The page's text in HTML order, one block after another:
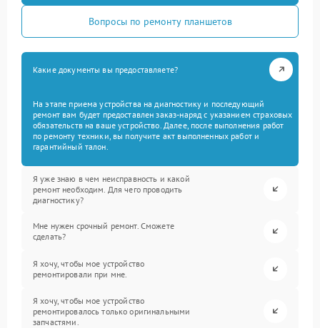
Вопросы по ремонту планшетов
Какие документы вы предоставляете?
На этапе приема устройства на диагностику и последующий
ремонт вам будет предоставлен заказ-наряд с указанием страховых
обязательств на ваше устройство. Далее, после выполнения работ
по ремонту техники, вы получите акт выполненных работ и
гарантийный талон.
Я уже знаю в чем неисправность и какой
ремонт необходим. Для чего проводить
диагностику?
Мне нужен срочный ремонт. Сможете
сделать?
Я хочу, чтобы мое устройство
ремонтировали при мне.
Я хочу, чтобы мое устройство
ремонтировалось только оригинальными
запчастями.